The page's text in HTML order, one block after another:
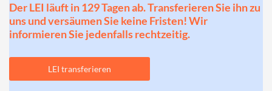
Der LEI läuft in 129 Tagen ab. Transferieren Sie ihn zu
uns und versäumen Sie keine Fristen! Wir
informieren Sie jedenfalls rechtzeitig.
LEI transferieren